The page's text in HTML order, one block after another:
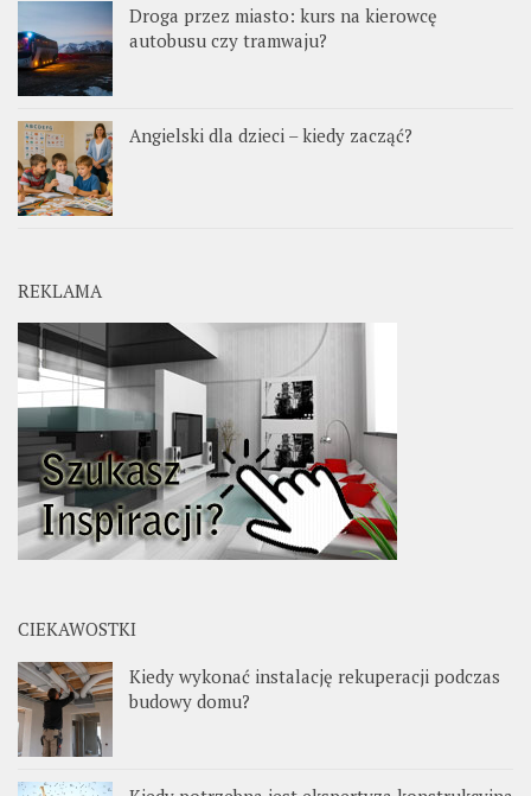
Droga przez miasto: kurs na kierowcę
autobusu czy tramwaju?
Angielski dla dzieci – kiedy zacząć?
REKLAMA
CIEKAWOSTKI
Kiedy wykonać instalację rekuperacji podczas
budowy domu?